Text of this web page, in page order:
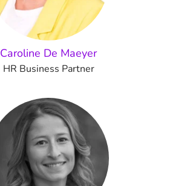
Caroline De Maeyer
HR Business Partner